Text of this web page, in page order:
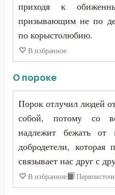
Бог
Богородица
Богоугождение
Болезнь
Борьба
Будущее
Анастасий Синаит
Анатолий Оптинский
Антоний Великий
Антоний Оптинский
Арсений Великий
Афанасий (Сахаров)
Афанасий Великий
Варнава
приходя к
призывающим не по
по корыстолюбию.
В избранное
О пороке
Порок отлучил людей
собой, потому со
надлежит бежать
добродетели,
связывает нас друг с
В избранное